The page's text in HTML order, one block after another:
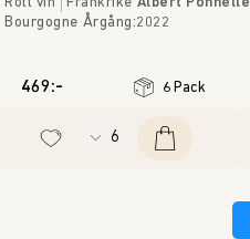
Bourgogne Årgång:2022
469:- 6 Pack